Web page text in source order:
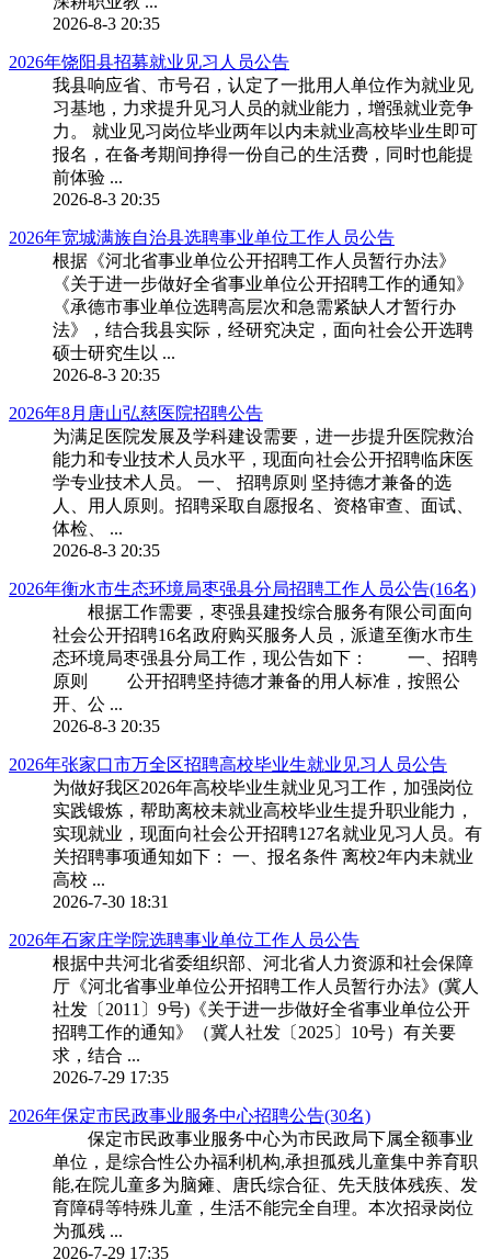
2026-8-3 20:35
2026年饶阳县招募就业见习人员公告
我县响应省、市号召，认定了一批用人单位作为就业见
习基地，力求提升见习人员的就业能力，增强就业竞争
力。 就业见习岗位毕业两年以内未就业高校毕业生即可
报名，在备考期间挣得一份自己的生活费，同时也能提
前体验 ...
2026-8-3 20:35
2026年宽城满族自治县选聘事业单位工作人员公告
根据《河北省事业单位公开招聘工作人员暂行办法》
《关于进一步做好全省事业单位公开招聘工作的通知》
《承德市事业单位选聘高层次和急需紧缺人才暂行办
法》，结合我县实际，经研究决定，面向社会公开选聘
硕士研究生以 ...
2026-8-3 20:35
2026年8月唐山弘慈医院招聘公告
为满足医院发展及学科建设需要，进一步提升医院救治
能力和专业技术人员水平，现面向社会公开招聘临床医
学专业技术人员。 一、 招聘原则 坚持德才兼备的选
人、用人原则。招聘采取自愿报名、资格审查、面试、
体检、 ...
2026-8-3 20:35
2026年衡水市生态环境局枣强县分局招聘工作人员公告(16名)
根据工作需要，枣强县建投综合服务有限公司面向
社会公开招聘16名政府购买服务人员，派遣至衡水市生
态环境局枣强县分局工作，现公告如下： 一、招聘
原则 公开招聘坚持德才兼备的用人标准，按照公
开、公 ...
2026-8-3 20:35
2026年张家口市万全区招聘高校毕业生就业见习人员公告
为做好我区2026年高校毕业生就业见习工作，加强岗位
实践锻炼，帮助离校未就业高校毕业生提升职业能力，
实现就业，现面向社会公开招聘127名就业见习人员。有
关招聘事项通知如下： 一、报名条件 离校2年内未就业
高校 ...
2026-7-30 18:31
2026年石家庄学院选聘事业单位工作人员公告
根据中共河北省委组织部、河北省人力资源和社会保障
厅《河北省事业单位公开招聘工作人员暂行办法》(冀人
社发〔2011〕9号)《关于进一步做好全省事业单位公开
招聘工作的通知》（冀人社发〔2025〕10号）有关要
求，结合 ...
2026-7-29 17:35
2026年保定市民政事业服务中心招聘公告(30名)
保定市民政事业服务中心为市民政局下属全额事业
单位，是综合性公办福利机构,承担孤残儿童集中养育职
能,在院儿童多为脑瘫、唐氏综合征、先天肢体残疾、发
育障碍等特殊儿童，生活不能完全自理。本次招录岗位
为孤残 ...
2026-7-29 17:35